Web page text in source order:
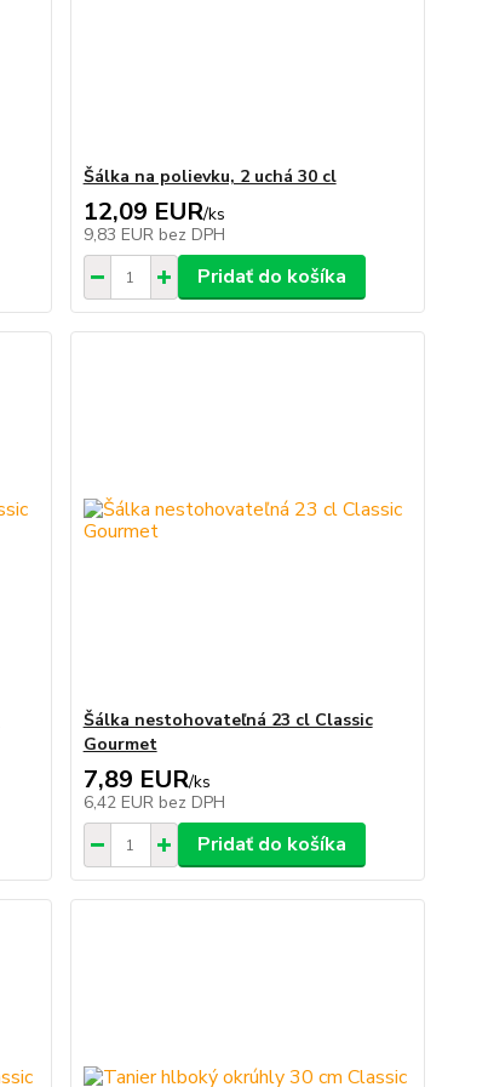
Šálka na polievku, 2 uchá 30 cl
12,09 EUR/ks
9,83 EUR bez DPH
Pridať do košíka
Šálka nestohovateľná 23 cl Classic
Gourmet
7,89 EUR/ks
6,42 EUR bez DPH
Pridať do košíka